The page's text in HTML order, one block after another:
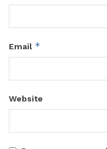
Email *
Website